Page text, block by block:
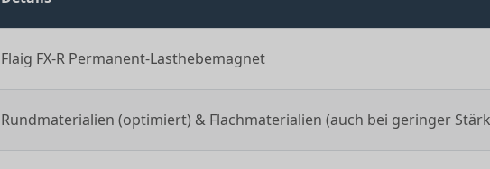
Flaig FX-R Permanent-Lasthebemagnet
Rundmaterialien (optimiert) & Flachmaterialien (auch bei geringer